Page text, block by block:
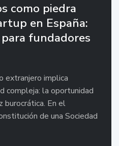
como piedra
en España:
fundadores
extranjero implica
compleja: la oportunidad
burocrática. En el
de una Sociedad